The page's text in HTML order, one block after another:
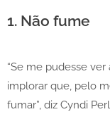
1. Não fume
“Se me pudesse
implorar que, pelo
fumar”, diz Cyndi